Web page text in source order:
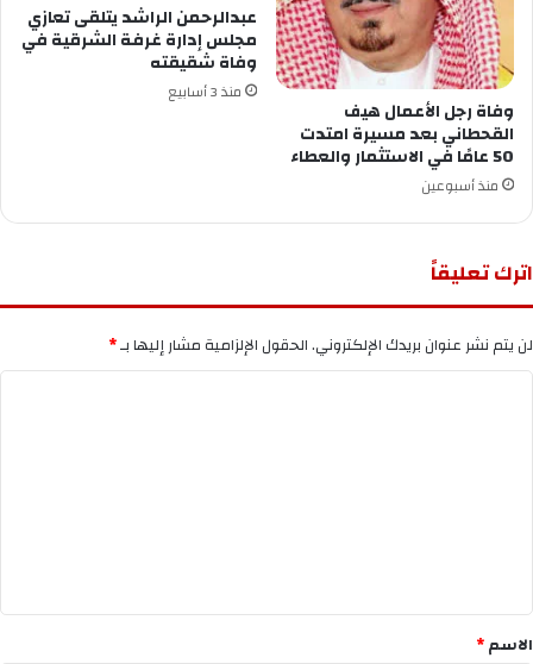
وفاة رجل الأعمال هيف
القحطاني بعد مسيرة امتدت
50 عامًا في الاستثمار والعطاء
منذ أسبوعين
عبدالرحمن الراشد يتلقى تعازي
مجلس إدارة غرفة الشرقية في
وفاة شقيقته
منذ 3 أسابيع
اترك تعليقاً
لن يتم نشر عنوان بريدك الإلكتروني.الحقول الإلزامية مشار إليها بـ*
*
الاسم*